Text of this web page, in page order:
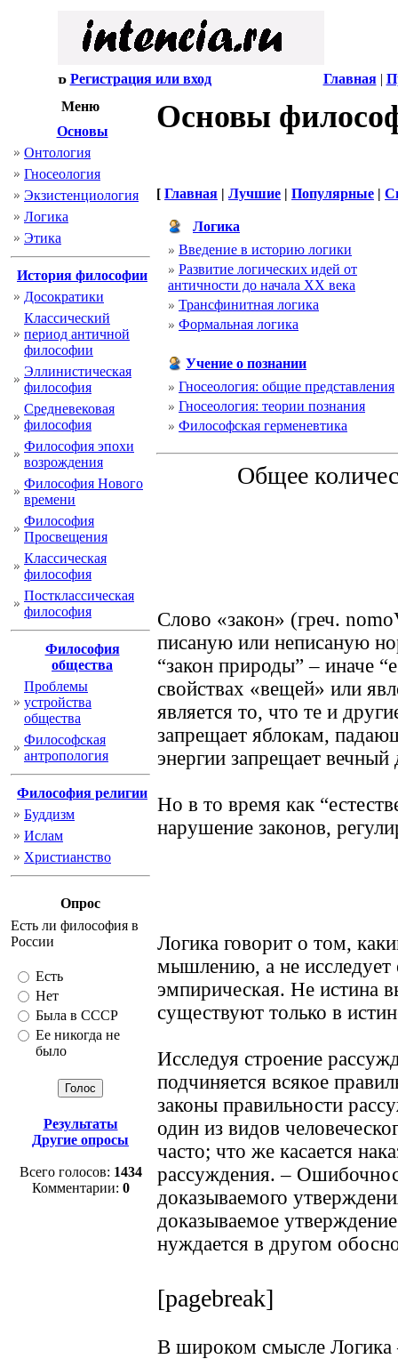
Регистрация или вход Главная|
Меню
Основы
Онтология
Гносеология
Экзистенциология
Логика
Этика
История философии
Досократики
Классический
период античной
философии
Эллинистическая
философия
Cредневековая
философия
Философия эпохи
возрождения
Философия Нового
времени
Философия
Просвещения
Классическая
философия
Постклассическая
философия
Философия
общества
Проблемы
устройства
общества
Философская
антропология
Философия религии
Буддизм
Ислам
Христианство
Опрос
Есть ли философия в
России
Есть
Нет
Была в СССР
Ее никогда не
было
Результаты
Другие опросы
Всего голосов: 1434
Комментарии: 0
Основы
[ Главная | Лучшие | Популярные |
Логика
Введение в историю логики
Развитие логических идей от
античности до начала ХХ века
Трансфинитная логика
Формальная логика
Учение о познании
Гносеология: общие представления
Гносеология: теории познания
Философская герменевтика
Общее
Слово «закон» (греч.
писаную или неписаную
“закон природы” – иначе
свойствах «вещей» или
является то, что те и
запрещает яблокам,
энергии запрещает вечный
Но в то время как
нарушение законов,
Логика говорит о том,
мышлению, а не исследует
эмпирическая. Не истина
существуют только в
Исследуя строение
подчиняется всякое
законы правильности
один из видов
часто; что же касается
рассуждения. –
доказываемого
доказываемое
нуждается в другом
[pagebreak]
В широком смысле Логика